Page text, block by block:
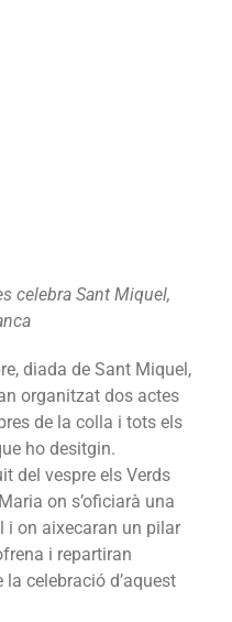
celebra Sant Miquel,
diada de Sant Miquel,
organitzat dos actes
de la colla i tots els
ho desitgin.
del vespre els Verds
on s’oficiarà una
i on aixecaran un pilar
i repartiran
celebració d’aquest